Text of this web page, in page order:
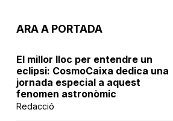
ARA A PORTADA
El millor lloc per entendre un
eclipsi: CosmoCaixa dedica una
jornada especial a aquest
fenomen astronòmic
Redacció